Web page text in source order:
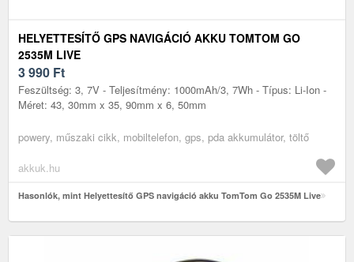
HELYETTESÍTŐ GPS NAVIGÁCIÓ AKKU TOMTOM GO
2535M LIVE
3 990 Ft
Feszültség: 3, 7V - Teljesítmény: 1000mAh/3, 7Wh - Típus: Li-Ion -
Méret: 43, 30mm x 35, 90mm x 6, 50mm
powery, műszaki cikk, mobiltelefon, gps, pda akkumulátor, töltő
akkuk.hu
Hasonlók, mint Helyettesítő GPS navigáció akku TomTom Go 2535M Live